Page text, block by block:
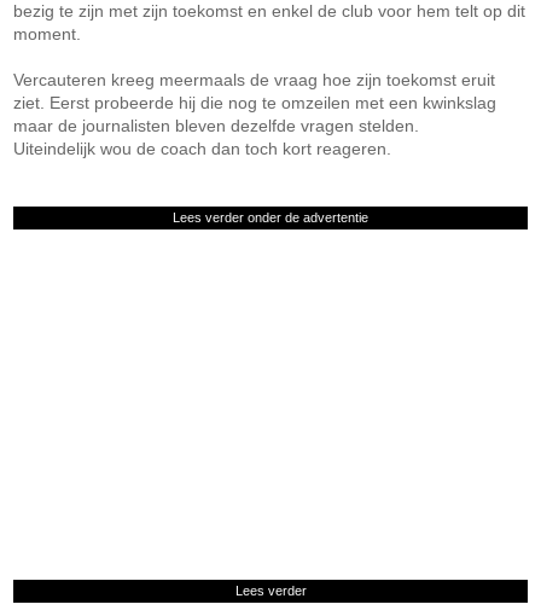
bezig te zijn met zijn toekomst en enkel de club voor hem telt op dit
moment.
Vercauteren kreeg meermaals de vraag hoe zijn toekomst eruit
ziet. Eerst probeerde hij die nog te omzeilen met een kwinkslag
maar de journalisten bleven dezelfde vragen stelden.
Uiteindelijk wou de coach dan toch kort reageren.
Lees verder onder de advertentie
Lees verder